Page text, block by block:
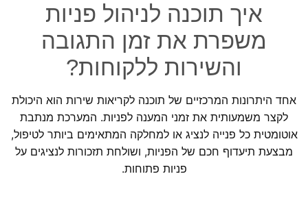
איך תוכנה לניהול פניות
משפרת את זמן התגובה
והשירות ללקוחות?
אחד היתרונות המרכזיים של תוכנה לקריאות שירות הוא היכולת
לקצר משמעותית את זמני המענה לפניות. המערכת מנתבת
אוטומטית כל פנייה לנציג או למחלקה המתאימים ביותר לטיפול,
מבצעת תיעדוף חכם של הפניות, ושולחת תזכורות לנציגים על
פניות פתוחות.